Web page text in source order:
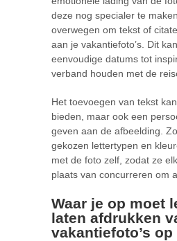
deze nog specialer te
overwegen om tekst of
aan je vakantiefoto’s. Dit
eenvoudige datums tot
verband houden met de
Het toevoegen van tekst
bieden, maar ook een
geven aan de afbeelding.
gekozen lettertypen en
met de foto zelf, zodat ze
plaats van concurreren om
Waar je op moet
laten afdrukken
vakantiefoto’s